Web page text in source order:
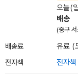
오늘(
배송
(중구
배송료 유료 (
전자책 전자